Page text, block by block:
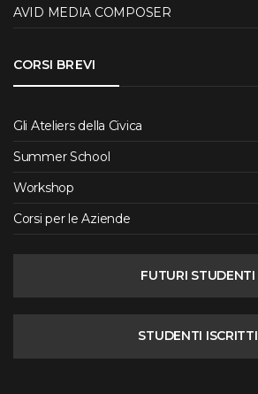
AVID MEDIA COMPOSER
CORSI BREVI
Gli Ateliers della Civica
Summer School
Workshop
Corsi per le Aziende
FUTURI STUDENTI
STUDENTI ISCRITTI